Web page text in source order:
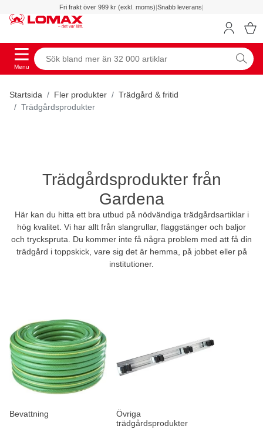
Fri frakt över 999 kr (exkl. moms)|Snabb leverans|
Menu
Startsida Fler produkter
Trädgård & fritid
Trädgårdsprodukter
Trädgårdsprodukter från
Gardena
Här kan du hitta ett bra utbud på nödvändiga trädgårdsartiklar i
hög kvalitet. Vi har allt från slangrullar, flaggstänger och baljor
och tryckspruta. Du kommer inte få några problem med att få din
trädgård i toppskick, vare sig det är hemma, på jobbet eller på
institutioner.
Bevattning
Övriga
trädgårdsprodukter